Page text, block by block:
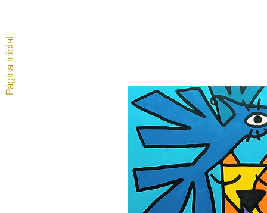
Página inicial